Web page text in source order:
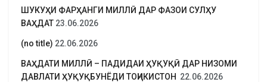
ШУКУҲИ ФАРҲАНГИ МИЛЛӢ ДАР ФАЗОИ СУЛҲУ
ВАҲДАТ 23.06.2026
(no title) 22.06.2026
ВАҲДАТИ МИЛЛӢ – ПАДИДАИ ҲУҚУҚӢ ДАР НИЗОМИ
ДАВЛАТИ ҲУҚУҚБУНЁДИ ТОҶИКИСТОН 22.06.2026